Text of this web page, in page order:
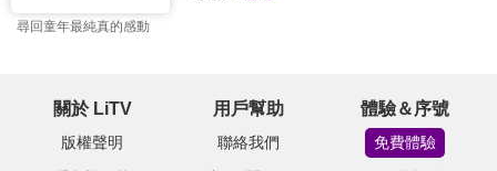
尋回童年最純真的感動
關於 LiTV
版權聲明
用戶幫助
聯絡我們
體驗＆序號
免費體驗